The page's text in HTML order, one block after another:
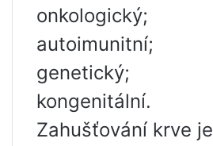
onkologický;
autoimunitní;
genetický;
kongenitální.
Zahušťování krve je